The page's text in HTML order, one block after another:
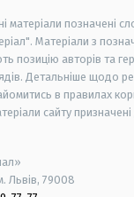
матеріали позначені
Матеріали з
позицію авторів та
Детальніше щодо
в правилах
сайту
Львів, 79008